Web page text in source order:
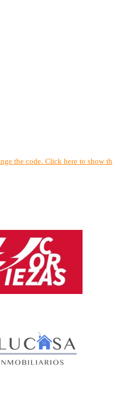
the code. Click here to show th